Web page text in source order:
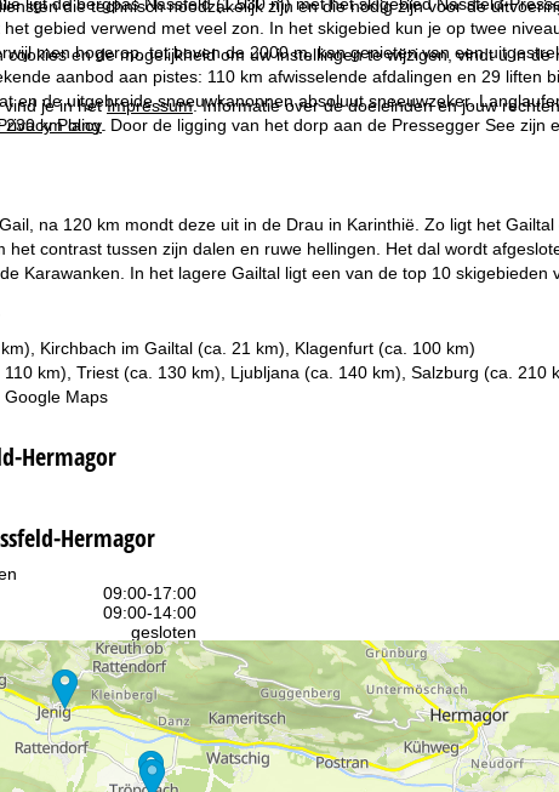
die technisch noodzakelijk zijn en die nodig zijn voor de
en de mogelijkheid om uw instellingen te wijzigen, vindt u in de
vind je in hetImpressum. Informatie over de doeleinden en jouw
Policy
09:00-17:00
09:00-14:00
gesloten
Advies
gebied verwend met veel zon. In het skigebied kun je op twee
men hogerop, tot boven de 2000 m, kan genieten van een
aanbod aan pistes: 110 km afwisselende afdalingen en 29 liften
en de uitgebreide sneeuwkanonnen absoluut sneeuwzeker.
km lang. Door de ligging van het dorp aan de Pressegger See zijn
na 120 km mondt deze uit in de Drau in Karinthië. Zo ligt het
het contrast tussen zijn dalen en ruwe hellingen. Het dal wordt
Karawanken. In het lagere Gailtal ligt een van de top 10 skigebieden
Kirchbach im Gailtal (ca. 21 km), Klagenfurt (ca. 100 km)
km), Triest (ca. 130 km), Ljubljana (ca. 140 km), Salzburg (ca. 210
Google Maps
Hermagor
Hermagor